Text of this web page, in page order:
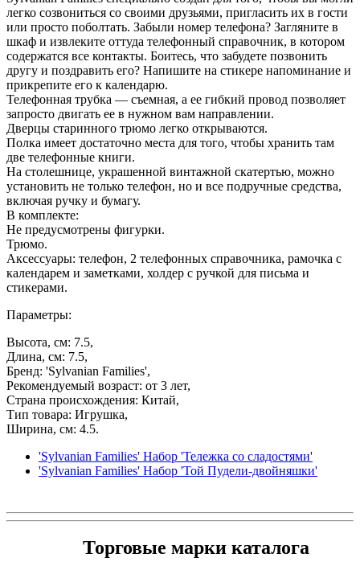
легко созвониться со своими друзьями, пригласить их в гости
или просто поболтать. Забыли номер телефона? Загляните в
шкаф и извлеките оттуда телефонный справочник, в котором
содержатся все контакты. Боитесь, что забудете позвонить
другу и поздравить его? Напишите на стикере напоминание и
прикрепите его к календарю.
Телефонная трубка — съемная, а ее гибкий провод позволяет
запросто двигать ее в нужном вам направлении.
Дверцы старинного трюмо легко открываются.
Полка имеет достаточно места для того, чтобы хранить там
две телефонные книги.
На столешнице, украшенной винтажной скатертью, можно
установить не только телефон, но и все подручные средства,
включая ручку и бумагу.
В комплекте:
Не предусмотрены фигурки.
Трюмо.
Аксессуары: телефон, 2 телефонных справочника, рамочка с
календарем и заметками, холдер с ручкой для письма и
стикерами.
Параметры:
Высота, см: 7.5,
Длина, см: 7.5,
Бренд: 'Sylvanian Families',
Рекомендуемый возраст: от 3 лет,
Страна происхождения: Китай,
Тип товара: Игрушка,
Ширина, см: 4.5.
'Sylvanian Families' Набор 'Тележка со сладостями'
'Sylvanian Families' Набор 'Той Пудели-двойняшки'
Торговые марки каталога